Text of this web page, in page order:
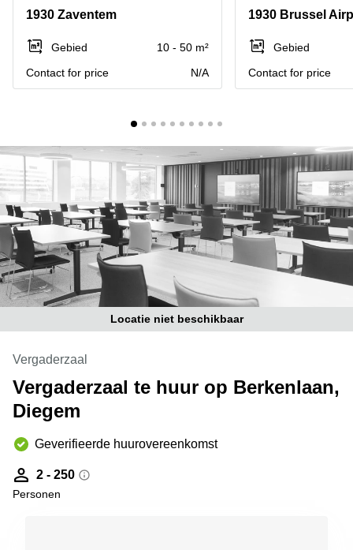
huren
Elsene
Brugge
Herentals
Aalst
ruimtes te
Gent
Vergaderzaal
huren in
Gent
Handelspand
te huur in
Hasselt
Location
centre
d'affaires
à Mons
virtueel
kantoor in
Antwerpen
Vergaderzaal
huren in
Antwerpen
commerciaux
à louer en
1930 Zaventem
Gebied
10 - 50 m²
Contact for price
N/A
1930 Brussel
Gebied
Contact for price
Locatie niet beschikbaar
Vergaderzaal
Vergaderzaal te huur op Berkenlaan,
Diegem
Geverifieerde huurovereenkomst
2 - 250
Personen